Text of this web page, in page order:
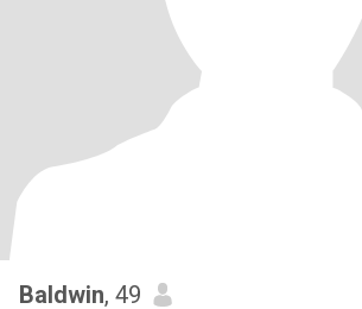
Baldwin, 49